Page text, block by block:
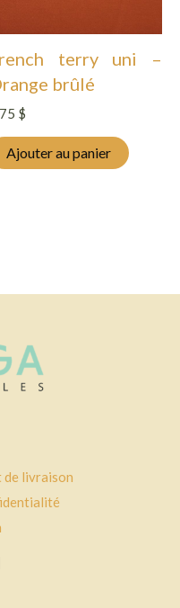
terry uni –
brûlé
$
Ajouter au panier
de livraison